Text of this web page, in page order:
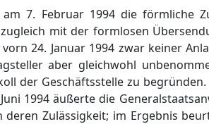
7. Februar 1994 die förmliche
mit der formlosen
24. Januar 1994 zwar keiner
aber gleichwohl
der Geschäftsstelle zu
1994 äußerte die
Zulässigkeit; im Ergebnis